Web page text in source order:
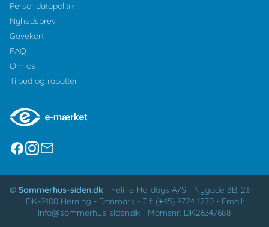
Persondatapolitik
Nyhedsbrev
Gavekort
FAQ
Om os
Tilbud og rabatter
© Sommerhus-siden.dk - Feline Holidays A/S - Nygade 8B, 2.th -
DK-7400 Herning - Danmark - Tlf: (+45) 8724 1270- Email:
info@sommerhus-siden.dk - Momsnr.: DK26347688